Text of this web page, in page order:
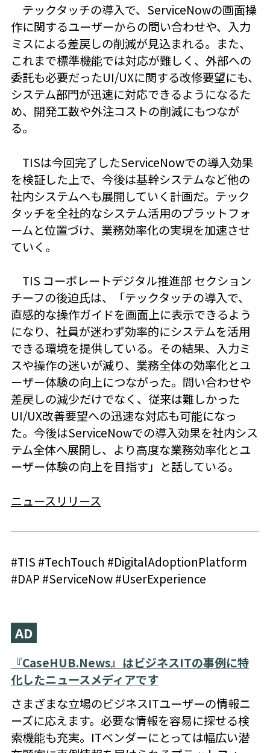
テックタッチの導入で、ServiceNowの画面操
作に関するユーザーからの問い合わせや、入力
ミスによる差戻しの削減が見込まれる。また、
これまで標準機能では対応が難しく、外部への
委託も必要だったUI/UXに関する改修要望にも、
システム部門が迅速に対応できるようになるた
め、開発工数や外注コストの削減にもつなが
る。
TISは今回完了したServiceNowでの導入効果
を検証した上で、今後は基幹システムなど他の
社内システムへも展開していく計画だ。テック
タッチを全社的なシステム活用のプラットフォ
ームと位置づけ、業務効率化の実現を加速させ
ていく。
TIS コーポレートデジタル推進部 セクション
チーフの後迫氏は、「テックタッチの導入で、
直感的な操作ガイドを画面上に表示できるよう
になり、社員が迷わず効率的にシステムを活用
できる環境を提供している。その結果、入力ミ
スや操作の迷いが減り、業務全体の効率化とユ
ーザー体験の向上につながった。問い合わせや
差戻しの減少だけでなく、従来は難しかった
UI/UX改善要望への迅速な対応も可能になっ
た。今後はServiceNowでの導入効果を社内シス
テム全体へ展開し、より高度な業務効率化とユ
ーザー体験の向上を目指す」と話している。
ニュースリリース
#TIS #TechTouch #DigitalAdoptionPlatform
#DAP #ServiceNow #UserExperience
AD
『CaseHUB.News』はビジネスITの事例に特
化したニュースメディアです
さまざまな立場のビジネスITユーザーの情報ニ
ーズに応えます。必要な情報を容易に探せる検
索機能も充実。ITベンダーにとっては幅広い潜